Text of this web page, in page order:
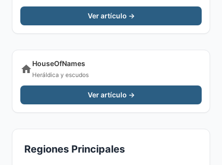
Ver artículo →
HouseOfNames
Heráldica y escudos
Ver artículo →
Regiones Principales